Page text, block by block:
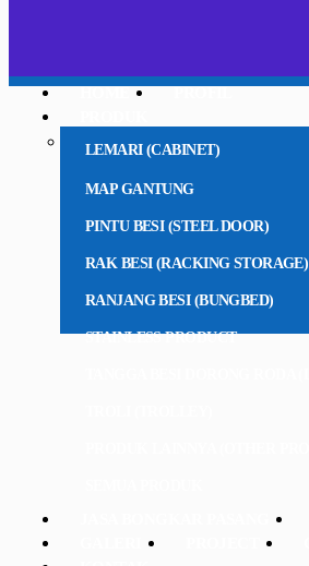
LEMARI (CABINET)
MAP GANTUNG
PINTU BESI (STEEL DOOR)
RAK BESI (RACKING STORAGE)
RANJANG BESI (BUNGBED)
STAINLESS PRODUCT